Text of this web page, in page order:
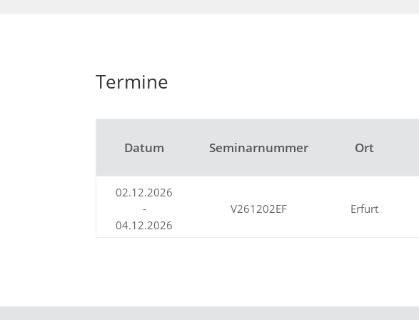
Termine
Datum Seminarnummer Ort
02.12.2026
-
04.12.2026
V261202EF Erfurt